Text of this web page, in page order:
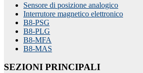
Sensore di posizione analogico
Interrutore magnetico elettronico
B8-PSG
B8-PLG
B8-MFA
B8-MAS
SEZIONI PRINCIPALI